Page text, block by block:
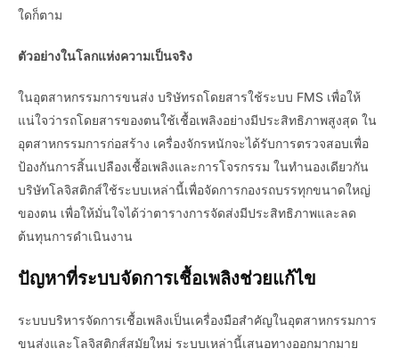
ใดก็ตาม
ตัวอย่างในโลกแห่งความเป็นจริง
ในอุตสาหกรรมการขนส่ง บริษัทรถโดยสารใช้ระบบ FMS เพื่อให้
แน่ใจว่ารถโดยสารของตนใช้เชื้อเพลิงอย่างมีประสิทธิภาพสูงสุด ใน
อุตสาหกรรมการก่อสร้าง เครื่องจักรหนักจะได้รับการตรวจสอบเพื่อ
ป้องกันการสิ้นเปลืองเชื้อเพลิงและการโจรกรรม ในทำนองเดียวกัน
บริษัทโลจิสติกส์ใช้ระบบเหล่านี้เพื่อจัดการกองรถบรรทุกขนาดใหญ่
ของตน เพื่อให้มั่นใจได้ว่าตารางการจัดส่งมีประสิทธิภาพและลด
ต้นทุนการดำเนินงาน
ปัญหาที่ระบบจัดการเชื้อเพลิงช่วยแก้ไข
ระบบบริหารจัดการเชื้อเพลิงเป็นเครื่องมือสำคัญในอุตสาหกรรมการ
ขนส่งและโลจิสติกส์สมัยใหม่ ระบบเหล่านี้เสนอทางออกมากมาย